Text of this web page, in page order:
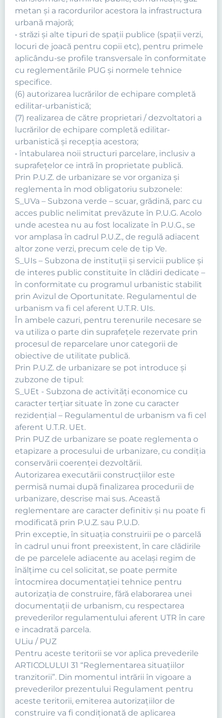
metan şi a racordurilor acestora la infrastructura
urbană majoră;
• străzi şi alte tipuri de spaţii publice (spaţii verzi,
locuri de joacă pentru copii etc), pentru primele
aplicându-se profile transversale în conformitate
cu reglementările PUG şi normele tehnice
specifice.
(6) autorizarea lucrărilor de echipare completă
edilitar-urbanistică;
(7) realizarea de către proprietari / dezvoltatori a
lucrărilor de echipare completă edilitar-
urbanistică şi recepţia acestora;
• întabularea noii structuri parcelare, inclusiv a
suprafeţelor ce intră în proprietate publică.
Prin P.U.Z. de urbanizare se vor organiza şi
reglementa în mod obligatoriu subzonele:
S_UVa – Subzona verde – scuar, grădină, parc cu
acces public nelimitat prevăzute în P.U.G. Acolo
unde acestea nu au fost localizate în P.U.G., se
vor amplasa în cadrul P.U.Z., de regulă adiacent
altor zone verzi, precum cele de tip Ve.
S_UIs – Subzona de instituţii şi servicii publice şi
de interes public constituite în clădiri dedicate –
în conformitate cu programul urbanistic stabilit
prin Avizul de Oportunitate. Regulamentul de
urbanism va fi cel aferent U.T.R. UIs.
În ambele cazuri, pentru terenurile necesare se
va utiliza o parte din suprafeţele rezervate prin
procesul de reparcelare unor categorii de
obiective de utilitate publică.
Prin P.U.Z. de urbanizare se pot introduce şi
zubzone de tipul:
S_UEt - Subzona de activităţi economice cu
caracter terţiar situate în zone cu caracter
rezidenţial – Regulamentul de urbanism va fi cel
aferent U.T.R. UEt.
Prin PUZ de urbanizare se poate reglementa o
etapizare a procesului de urbanizare, cu condiţia
conservării coerenţei dezvoltării.
Autorizarea executării construcţiilor este
permisă numai după finalizarea procedurii de
urbanizare, descrise mai sus. Această
reglementare are caracter definitiv şi nu poate fi
modificată prin P.U.Z. sau P.U.D.
Prin exceptie, în situaţia construirii pe o parcelă
în cadrul unui front preexistent, în care clădirile
de pe parcelele adiacente au acelaşi regim de
înălţime cu cel solicitat, se poate permite
întocmirea documentaţiei tehnice pentru
autorizaţia de construire, fără elaborarea unei
documentaţii de urbanism, cu respectarea
prevederilor regulamentului aferent UTR în care
e incadrată parcela.
ULiu / PUZ
Pentru aceste teritorii se vor aplica prevederile
ARTICOLULUI 31 “Reglementarea situaţiilor
tranzitorii”. Din momentul intrării în vigoare a
prevederilor prezentului Regulament pentru
aceste teritorii, emiterea autorizaţiilor de
construire va fi condiţionată de aplicarea